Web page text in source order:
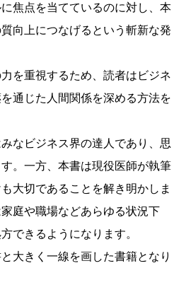
焦点を当てているのに対し、本
向上につなげるという斬新な発
を重視するため、読者はビジネ
通じた人間関係を深める方法を
なビジネス界の達人であり、思
。一方、本書は現役医師が執筆
大切であることを解き明かしま
庭や職場などあらゆる状況下
できるようになります。
大きく一線を画した書籍となり